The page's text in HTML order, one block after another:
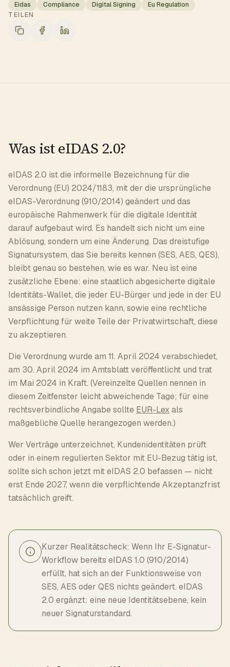
Eidas
Compliance Digital Signing
Eu Regulation
TEILEN
Was ist eIDAS 2.0?
eIDAS 2.0 ist die informelle Bezeichnung für die
Verordnung (EU) 2024/1183, mit der die ursprüngliche
eIDAS-Verordnung (910/2014) geändert und das
europäische Rahmenwerk für die digitale Identität
darauf aufgebaut wird. Es handelt sich nicht um eine
Ablösung, sondern um eine Änderung. Das dreistufige
Signatursystem, das Sie bereits kennen (SES, AES, QES),
bleibt genau so bestehen, wie es war. Neu ist eine
zusätzliche Ebene: eine staatlich abgesicherte digitale
Identitäts-Wallet, die jeder EU-Bürger und jede in der EU
ansässige Person nutzen kann, sowie eine rechtliche
Verpflichtung für weite Teile der Privatwirtschaft, diese
zu akzeptieren.
Die Verordnung wurde am 11. April 2024 verabschiedet,
am 30. April 2024 im Amtsblatt veröffentlicht und trat
im Mai 2024 in Kraft. (Vereinzelte Quellen nennen in
diesem Zeitfenster leicht abweichende Tage; für eine
rechtsverbindliche Angabe sollte EUR-Lexals
maßgebliche Quelle herangezogen werden.)
Wer Verträge unterzeichnet, Kundenidentitäten prüft
oder in einem regulierten Sektor mit EU-Bezug tätig ist,
sollte sich schon jetzt mit eIDAS 2.0 befassen — nicht
erst Ende 2027, wenn die verpflichtende Akzeptanzfrist
tatsächlich greift.
Kurzer Realitätscheck: Wenn Ihr E-Signatur-
Workflow bereits eIDAS 1.0 (910/2014)
erfüllt, hat sich an der Funktionsweise von
SES, AES oder QES nichts geändert. eIDAS
2.0 ergänzt: eine neue Identitätsebene, kein
neuer Signaturstandard.